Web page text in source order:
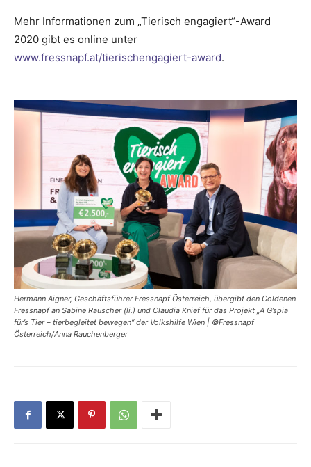
Mehr Informationen zum „Tierisch engagiert“-Award
2020 gibt es online unter
www.fressnapf.at/tierischengagiert-award.
Hermann Aigner, Geschäftsführer Fressnapf Österreich, übergibt den Goldenen
Fressnapf an Sabine Rauscher (li.) und Claudia Knief für das Projekt „A G’spia
für’s Tier – tierbegleitet bewegen“ der Volkshilfe Wien | ©Fressnapf
Österreich/Anna Rauchenberger